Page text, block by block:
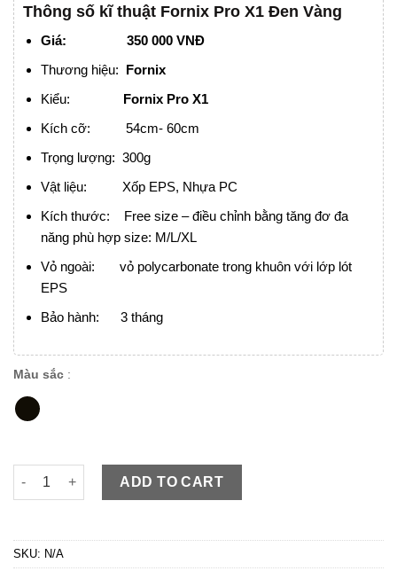
Thông số kĩ thuật Fornix Pro X1 Đen Vàng
Giá: 350 000 VNĐ
Thương hiệu: Fornix
Kiểu: Fornix Pro X1
Kích cỡ: 54cm- 60cm
Trọng lượng: 300g
Vật liệu: Xốp EPS, Nhựa PC
Kích thước: Free size – điều chỉnh bằng tăng đơ đa
năng phù hợp size: M/L/XL
Vỏ ngoài: vỏ polycarbonate trong khuôn với lớp lót
EPS
Bảo hành: 3 tháng
Màu sắc :
Fornix Pro X1 Đen Vàng quantity
ADD TO CART
SKU: N/A